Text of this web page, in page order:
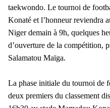
taekwondo. Le tournoi de
Konaté et l’honneur reviendra
Niger demain à 9h, quelques
d’ouverture de la compétition,
Salamatou Maïga.
La phase initiale du tournoi de
deux premiers du classement